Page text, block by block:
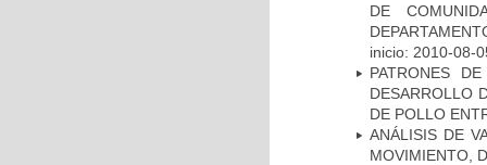
DE
inicio: 2010-08-
PATRONES
DESARROLLO
DE POLLO
ANÁLISIS DE
MOVIMIENTO,